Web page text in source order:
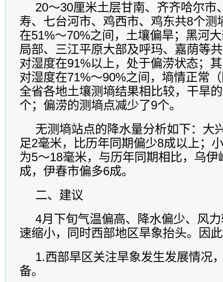
20～30厘米土层甘南、齐齐哈尔市
寿、七台河市、鸡西市、鸡东共8个测
在51%～70%之间，土壤偏旱；黑河
局部、三江平原大部及呼玛、嘉荫等
对湿度在91%以上，处于偏涝状态；
对湿度在71%～90%之间，墒情正常
全省各地土壤测墒结果相比较，干旱
个；偏涝的测墒点减少了9个。
无测墒站点的降水量分析如下：大
足2毫米，比历年同期偏少8成以上；
为5～18毫米，与历年同期相比，乌伊
成，伊春市偏多6成。
二、建议
4月下旬气温偏高、降水偏少、风
速缩小，同时西部地区旱象抬头。因
1.西部旱区关注旱象发生发展情况
备。